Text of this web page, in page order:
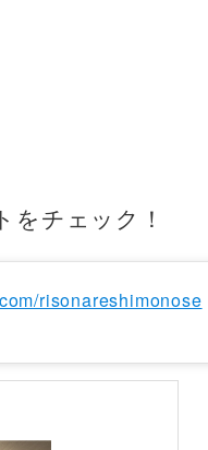
をチェック！
risonareshimonose